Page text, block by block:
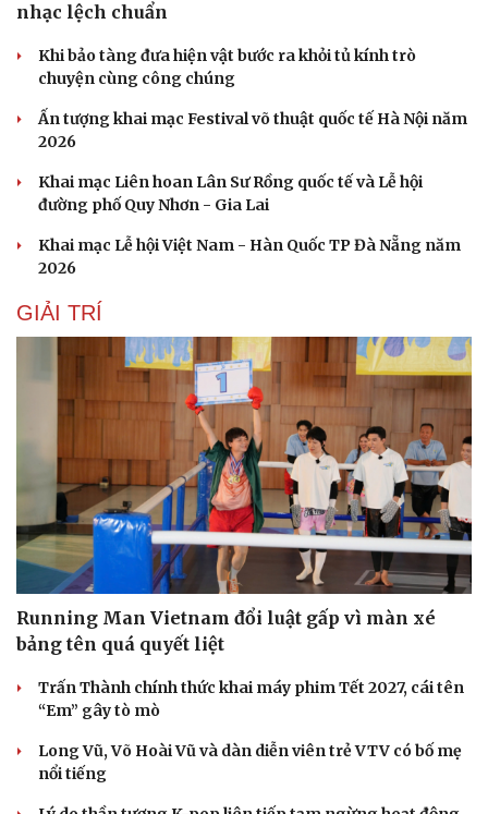
nhạc lệch chuẩn
Khi bảo tàng đưa hiện vật bước ra khỏi tủ kính trò
chuyện cùng công chúng
Ấn tượng khai mạc Festival võ thuật quốc tế Hà Nội năm
2026
Khai mạc Liên hoan Lân Sư Rồng quốc tế và Lễ hội
đường phố Quy Nhơn - Gia Lai
Khai mạc Lễ hội Việt Nam - Hàn Quốc TP Đà Nẵng năm
2026
GIẢI TRÍ
Running Man Vietnam đổi luật gấp vì màn xé
bảng tên quá quyết liệt
Trấn Thành chính thức khai máy phim Tết 2027, cái tên
“Em” gây tò mò
Long Vũ, Võ Hoài Vũ và dàn diễn viên trẻ VTV có bố mẹ
nổi tiếng